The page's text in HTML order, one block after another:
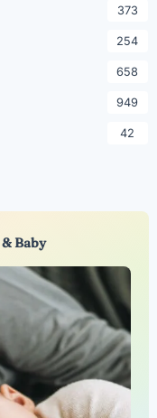
373
254
658
949
42
Baby